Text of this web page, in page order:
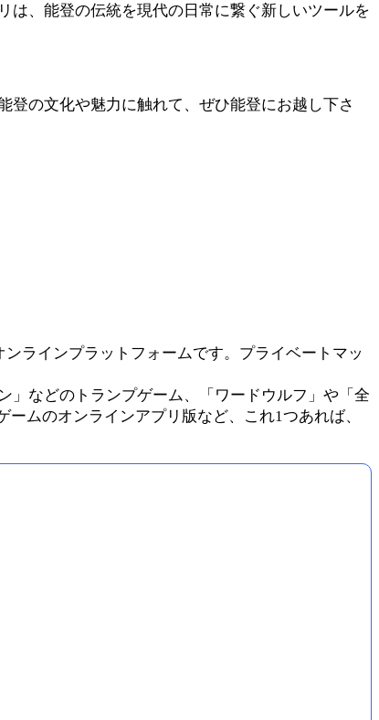
は、能登の伝統を現代の日常に繋ぐ新しいツールを
登の文化や魅力に触れて、ぜひ能登にお越し下さ
ラインプラットフォームです。プライベートマッ
」などのトランプゲーム、「ワードウルフ」や「全
ムのオンラインアプリ版など、これ1つあれば、